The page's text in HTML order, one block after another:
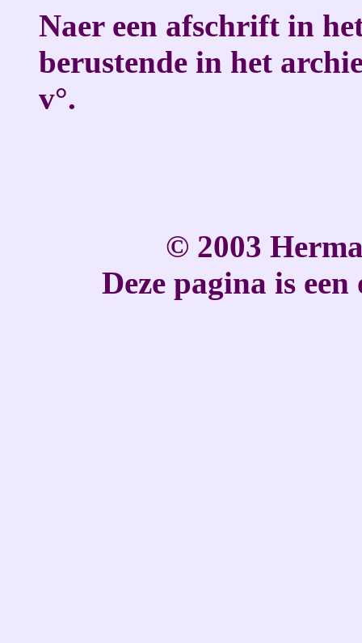
Naer een afschrift in
berustende in het
v°.
© 2003
Deze pagina is